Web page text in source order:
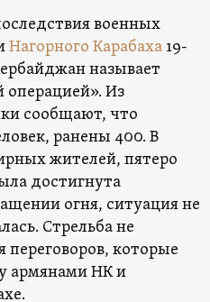
военных
Нагорного Карабаха19-
называет
операцией». Из
сообщают, что
ранены 400. В
жителей, пятеро
достигнута
огня, ситуация не
Стрельба не
переговоров, которые
армянами НК и